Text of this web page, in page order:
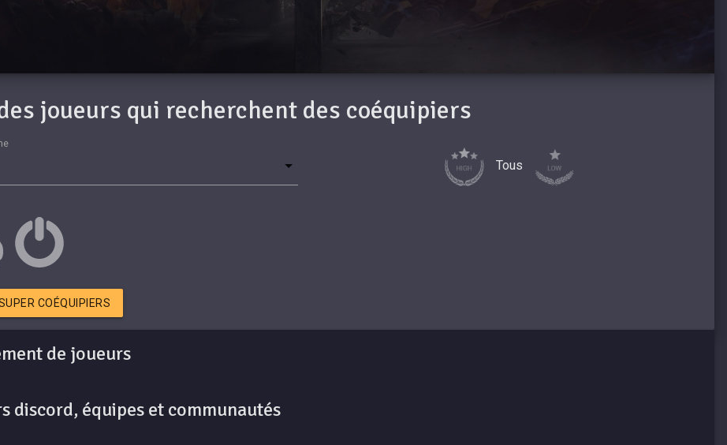
joueurs qui recherchent des coéquipiers
Tous
COÉQUIPIERS
de joueurs
discord, équipes et communautés